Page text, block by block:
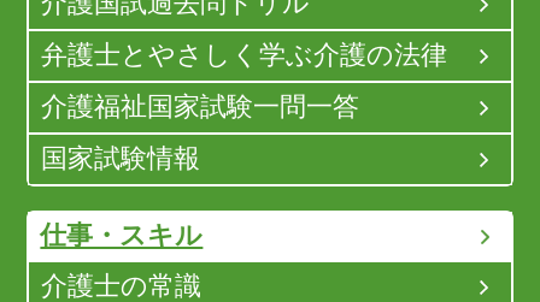
弁護士とやさしく学ぶ介護の法律
介護福祉国家試験一問一答
国家試験情報
仕事・スキル
介護士の常識